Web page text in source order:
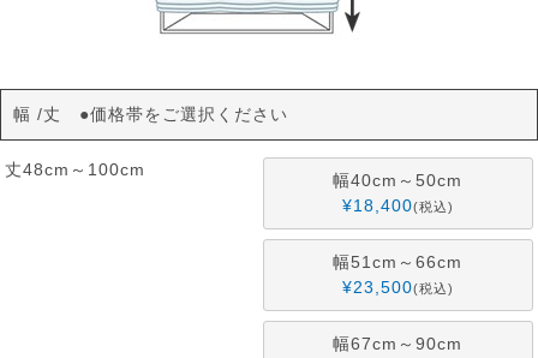
幅 丈 ●価格帯をご選択ください
丈48cm～100cm
幅40cm～50cm
¥18,400 税込
幅51cm～66cm
¥23,500 税込
幅67cm～90cm